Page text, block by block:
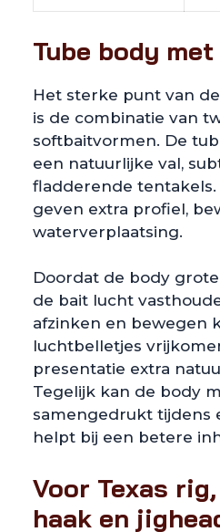
Tube body
Het sterke punt van
is de combinatie van
softbaitvormen. De
een natuurlijke val,
fladderende
geven extra profiel,
waterverplaatsing.
Doordat de body
de bait lucht
afzinken en bewegen
luchtbelletjes
presentatie extra
Tegelijk kan de body
samengedrukt tijdens
helpt bij een betere
Voor Texas
haak en